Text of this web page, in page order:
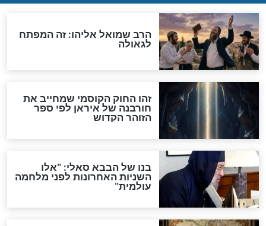
האמונה"
האם לאחר בוא המשיח יהיה
אפשר לחזור בתשובה?
לכל המאמרים